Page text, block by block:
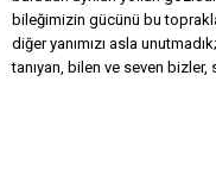
bileğimizin gücünü bu
diğer yanımızı asla
tanıyan, bilen ve seven bizler,